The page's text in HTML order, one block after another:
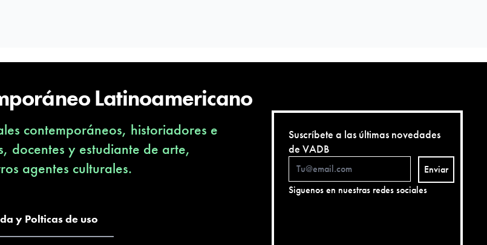
Latinoamericano
contemporáneos, historiadores e
docentes y estudiante de arte,
agentes culturales.
y Polticas de uso
Suscríbete a las últimas novedades
de VADB
Enviar
Siguenos en nuestras redes sociales